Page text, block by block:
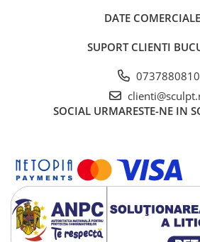
DATE COMERCIALE
SUPORT CLIENTI
0737880810
SOCIAL URMARESTE-NE IN